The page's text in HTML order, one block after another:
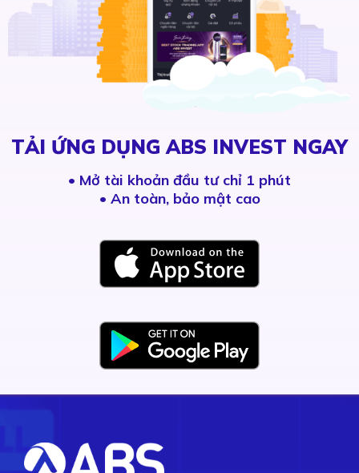
TẢI ỨNG DỤNG ABS INVEST NGAY
• Mở tài khoản đầu tư chỉ 1 phút
• An toàn, bảo mật cao